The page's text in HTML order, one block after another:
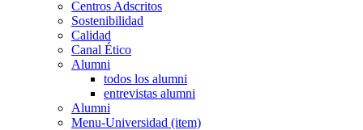
Centros Adscritos
Sostenibilidad
Calidad
Canal Ético
Alumni
todos los alumni
entrevistas alumni
Alumni
Menu-Universidad (item)